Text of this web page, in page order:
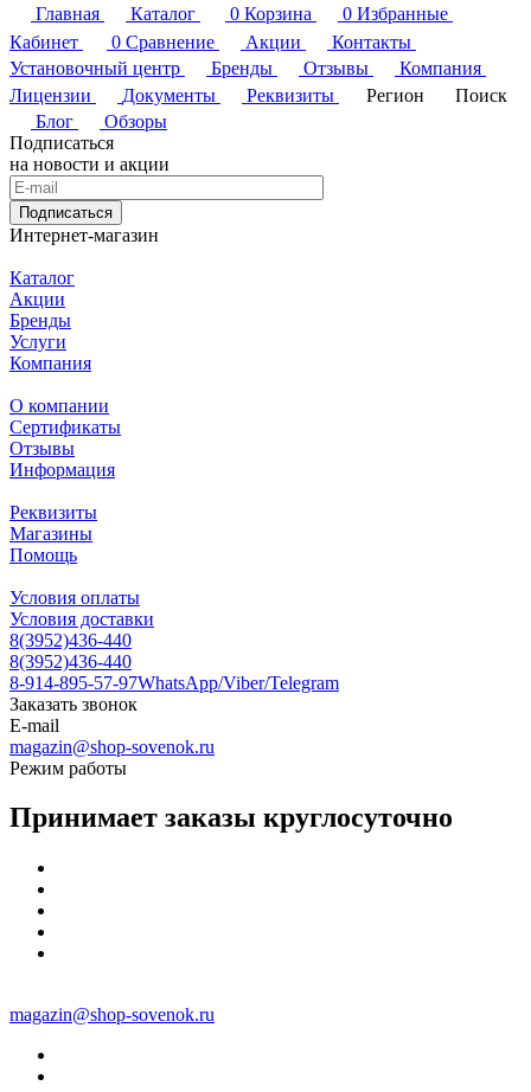
Главная
Каталог 0 Корзина 0 Избранные
Кабинет
0 Сравнение Акции
Контакты
Установочный центр
Бренды Отзывы
Компания
Лицензии
Документы Реквизиты Регион
Поиск
Блог
Обзоры
Подписаться
на новости и акции
Подписаться
Интернет-магазин
Каталог
Акции
Бренды
Услуги
Компания
О компании
Сертификаты
Отзывы
Информация
Реквизиты
Магазины
Помощь
Условия оплаты
Условия доставки
8(3952)436-440
8(3952)436-440
8-914-895-57-97WhatsApp/Viber/Telegram
Заказать звонок
E-mail
magazin@shop-sovenok.ru
Режим работы
Принимает заказы круглосуточно
magazin@shop-sovenok.ru